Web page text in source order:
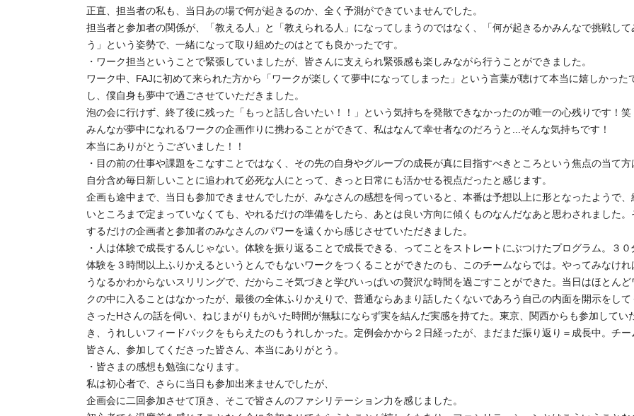
正直、担当者の私も、当日あの場で何が起きるのか、全く予測ができていませんでした。
担当者と参加者の関係が、「教える人」と「教えられる人」になってしまうのではなく、「何が起きるかみんなで挑戦して
う」という姿勢で、一緒になって取り組めたのはとても良かったです。
・ワーク担当ということで緊張していましたが、皆さんに支えられ緊張感も楽しみながら行うことができました。
ワーク中、FAJに初めて来られた方から「ワークが楽しくて夢中になってしまった」という言葉が聴けて本当に嬉しかった
し、僕自身も夢中で過ごさせていただきました。
泡の会に行けず、終了後に残った「もっと話し合いたい！！」という気持ちを発散できなかったのが唯一の心残りです！笑
みんなが夢中になれるワークの企画作りに携わることができて、私はなんて幸せ者なのだろうと...そんな気持ちです！
本当にありがとうございました！！
・目の前の仕事や課題をこなすことではなく、その先の自身やグループの成長が真に目指すべきところという焦点の当て方
自分含め毎日新しいことに追われて必死な人にとって、きっと日常にも活かせる視点だったと感じます。
企画も途中まで、当日も参加できませんでしたが、みなさんの感想を伺っていると、本番は予想以上に形となったようで、
いところまで定まっていなくても、やれるだけの準備をしたら、あとは良い方向に傾くものなんだなあと思わされました。
するだけの企画者と参加者のみなさんのパワーを遠くから感じさせていただきました。
・人は体験で成長するんじゃない。体験を振り返ることで成長できる、ってことをストレートにぶつけたプログラム。３０
体験を３時間以上ふりかえるというとんでもないワークをつくることができたのも、このチームならでは。やってみなけれ
うなるかわからないスリリングで、だからこそ気づきと学びいっぱいの贅沢な時間を過ごすことができた。当日はほとんど
クの中に入ることはなかったが、最後の全体ふりかえりで、普通ならあまり話したくないであろう自己の内面を開示をして
さったHさんの話を伺い、ねじまがりもがいた時間が無駄にならず実を結んだ実感を持てた。東京、関西からも参加してい
き、うれしいフィードバックをもらえたのもうれしかった。定例会かから２日経ったが、まだまだ振り返り＝成長中。チー
皆さん、参加してくださった皆さん、本当にありがとう。
・皆さまの感想も勉強になります。
私は初心者で、さらに当日も参加出来ませんでしたが、
企画会に二回参加させて頂き、そこで皆さんのファシリテーション力を感じました。